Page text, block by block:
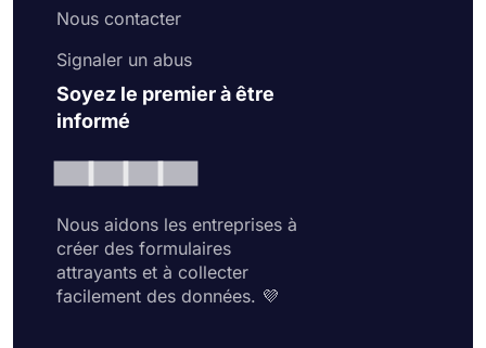
Nous contacter
Signaler un abus
Soyez le premier à être
informé
Nous aidons les entreprises à
créer des formulaires
attrayants et à collecter
facilement des données. 💜